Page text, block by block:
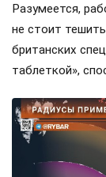
Разумеется,
не стоит
британских
таблеткой»,